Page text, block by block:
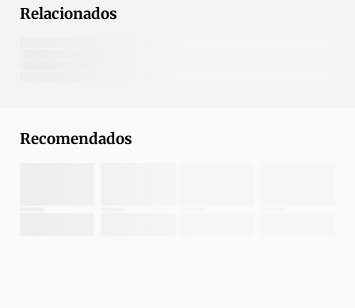
Relacionados
Recomendados